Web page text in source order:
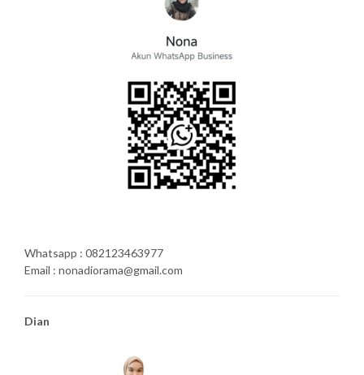
Whatsapp : 082123463977
Email : nonadiorama@gmail.com
Dian